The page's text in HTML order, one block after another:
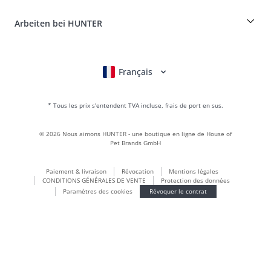
Le cuir est notre passion
BVB Dortmund
Monde des cadeaux
Vêtements pour chiens
Maldon
Arbeiten bei HUNTER
* Tous les prix s'entendent TVA incluse, frais de port en sus.
Deutsch
English
Italiano
Nederlands
Français
Paiement & livraison Révocation
Mentions légales
CONDITIONS GÉNÉRALES DE VENTE
Protection des données
Paramètres des cookies
Révoquer le contrat
© 2026 Nous aimons HUNTER - une boutique en ligne de House of
Pet Brands GmbH